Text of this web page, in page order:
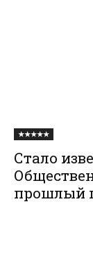
★★★★★
Стало
прошлый